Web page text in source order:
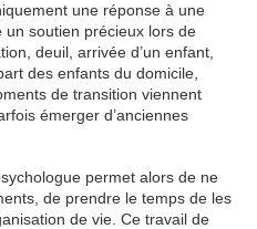
une réponse à une
soutien précieux lors de
deuil, arrivée d’un enfant,
des enfants du domicile,
de transition viennent
émerger d’anciennes
permet alors de ne
de prendre le temps de les
de vie. Ce travail de